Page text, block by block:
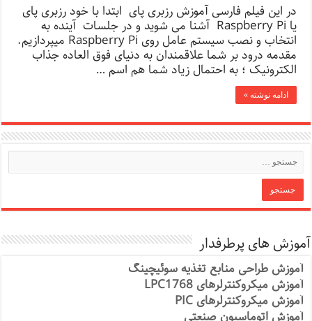
در این فیلم فارسی آموزش رزبری پای ابتدا با خود رزبری پای
یا Raspberry Pi آشنا می شوید و در جلسات آینده به
انتخاب و نصب سیستم عامل روی Raspberry Pi میپردازیم.
مقدمه درود بر شما علاقمندان به دنیای فوق العاده جذاب
الکترونیک ؛ به احتمال زیاد شما هم اسم …
ادامه نوشته »
آموزش های پرطرفدار
آموزش طراحی منابع تغذیه سوئیچینگ
آموزش میکروکنترلرهای LPC1768
آموزش میکروکنترلرهای PIC
آموزش اتوماسیون صنعتی